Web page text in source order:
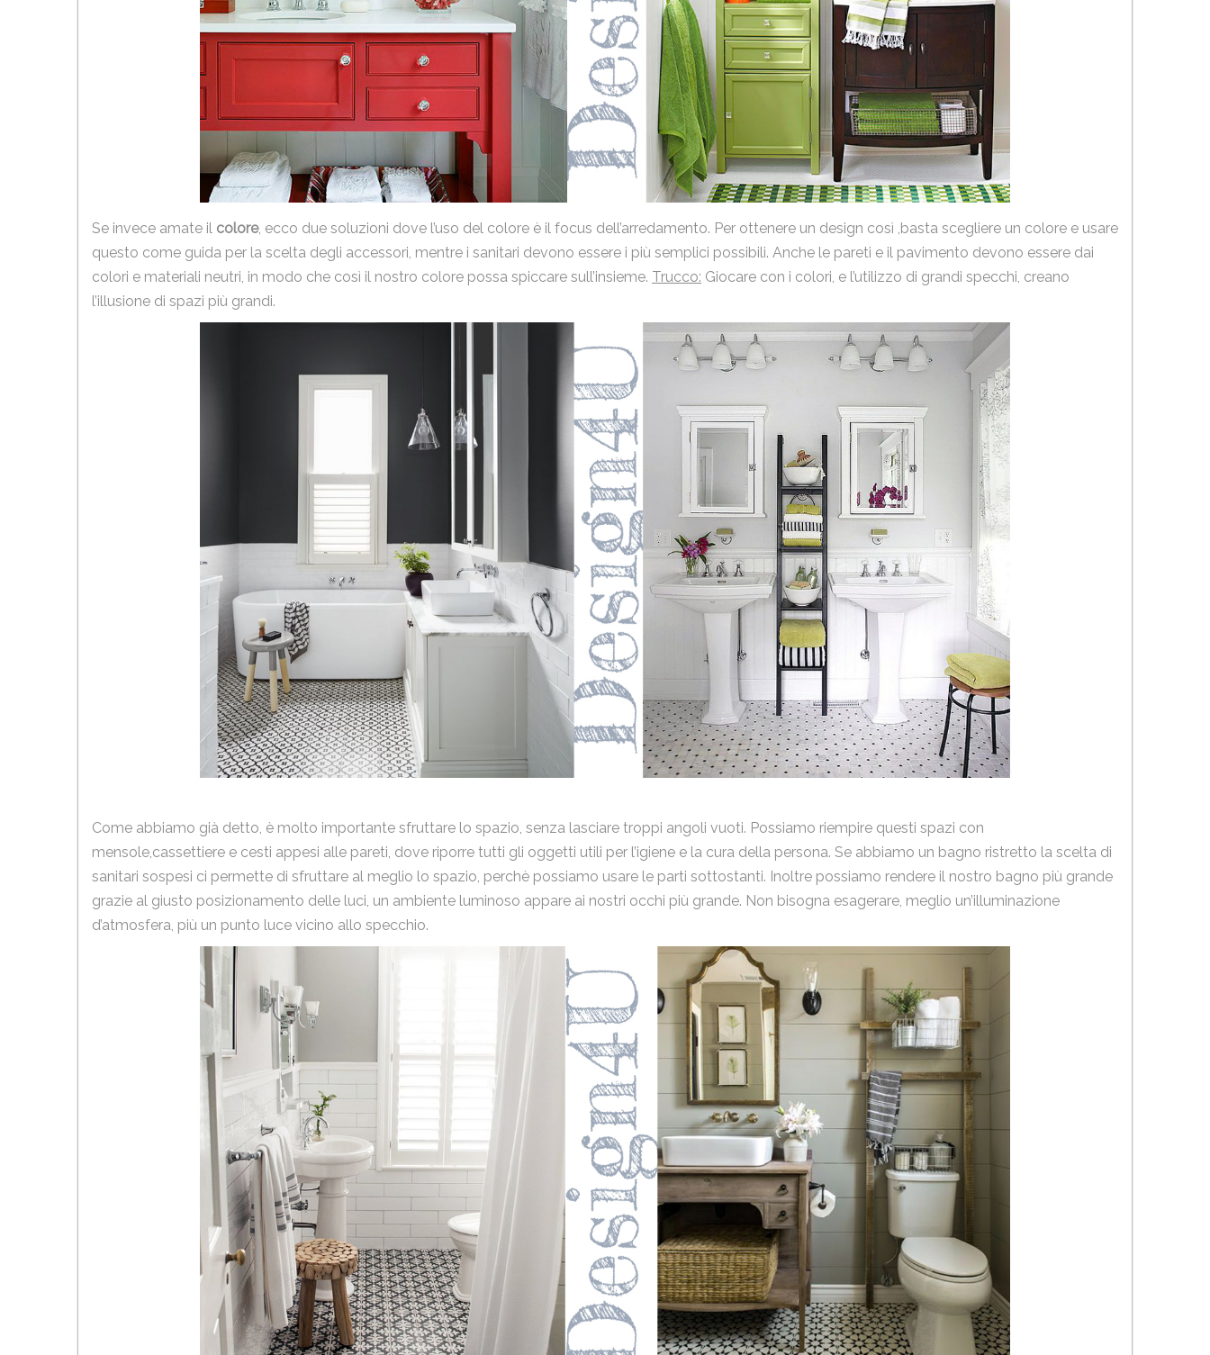
Se invece amate il colore, ecco due soluzioni dove l’uso del colore è il focus dell’arredamento. Per ottenere un design così ,basta scegliere un colore e usare
questo come guida per la scelta degli accessori, mentre i sanitari devono essere i più semplici possibili. Anche le pareti e il pavimento devono essere dai
colori e materiali neutri, in modo che così il nostro colore possa spiccare sull’insieme. Trucco: Giocare con i colori, e l’utilizzo di grandi specchi, creano
l’illusione di spazi più grandi.
Come abbiamo già detto, è molto importante sfruttare lo spazio, senza lasciare troppi angoli vuoti. Possiamo riempire questi spazi con
mensole,cassettiere e cesti appesi alle pareti, dove riporre tutti gli oggetti utili per l’igiene e la cura della persona. Se abbiamo un bagno ristretto la scelta di
sanitari sospesi ci permette di sfruttare al meglio lo spazio, perchè possiamo usare le parti sottostanti. Inoltre possiamo rendere il nostro bagno più grande
grazie al giusto posizionamento delle luci, un ambiente luminoso appare ai nostri occhi più grande. Non bisogna esagerare, meglio un’illuminazione
d’atmosfera, più un punto luce vicino allo specchio.
email
Nome
Email
Ho letto la Privacy Policye acconsento al trattamento dei
miei dati personali.
Invia